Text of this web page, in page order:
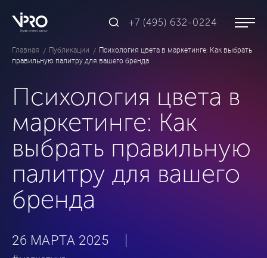
+7 (495) 632-0224
Главная Публикации
Психология цвета в маркетинге: Как выбрать
правильную палитру для вашего бренда
Психология цвета в
маркетинге: Как
выбрать правильную
палитру для вашего
бренда
26 МАРТА 2025